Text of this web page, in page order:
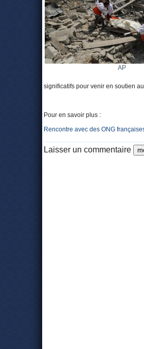
AP
significatifs pour venir en soutien
Pour en savoir plus :
Rencontre avec des ONG
Laisser un commentaire